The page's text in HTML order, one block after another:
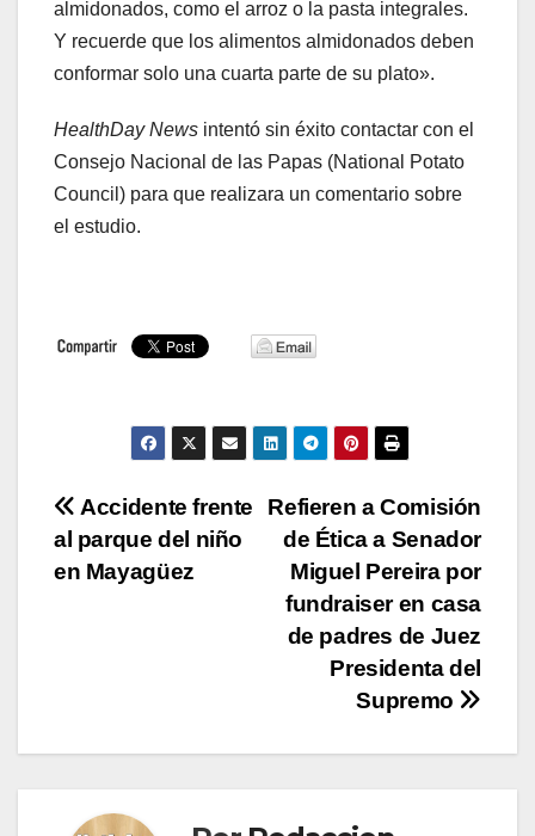
almidonados, como el arroz o la pasta integrales.
Y recuerde que los alimentos almidonados deben
conformar solo una cuarta parte de su plato».
HealthDay News intentó sin éxito contactar con el
Consejo Nacional de las Papas (National Potato
Council) para que realizara un comentario sobre
el estudio.
Navegación
de
Refieren a Comisión
de Ética a Senador
Miguel Pereira por
fundraiser en casa
de padres de Juez
Presidenta del
Supremo
Accidente frente
al parque del niño
en Mayagüez